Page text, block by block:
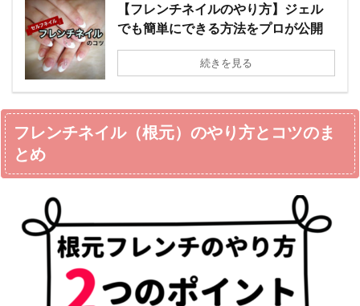
【フレンチネイルのやり方】ジェル
でも簡単にできる方法をプロが公開
続きを見る
フレンチネイル（根元）のやり方とコツのま
とめ